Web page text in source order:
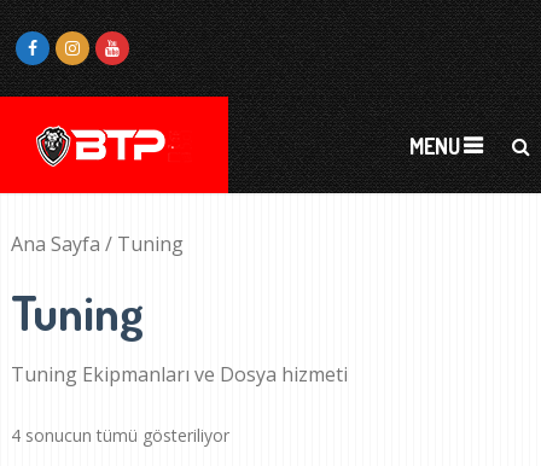
MENU
Ana Sayfa / Tuning
Tuning
Tuning Ekipmanları ve Dosya hizmeti
4 sonucun tümü gösteriliyor